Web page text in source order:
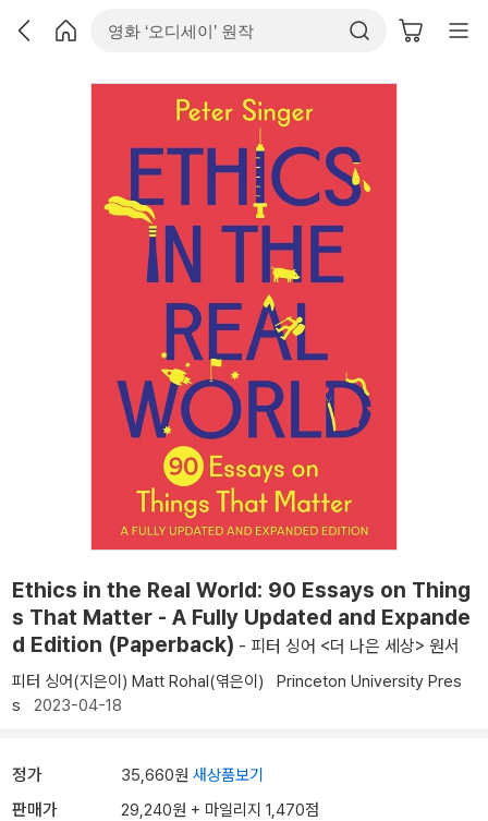
Ethics in the Real World: 90 Essays on Thing
s That Matter - A Fully Updated and Expande
d Edition (Paperback) - 피터 싱어 <더 나은 세상> 원서
피터 싱어(지은이) Matt Rohal(엮은이)
Princeton University Pres
s 2023-04-18
정가 35,660원 새상품보기
판매가 29,240원 + 마일리지 1,470점